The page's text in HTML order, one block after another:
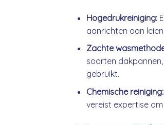
Hogedrukreiniging:
aanrichten aan
Zachte
soorten
gebruikt.
Chemische reiniging:
vereist expertise